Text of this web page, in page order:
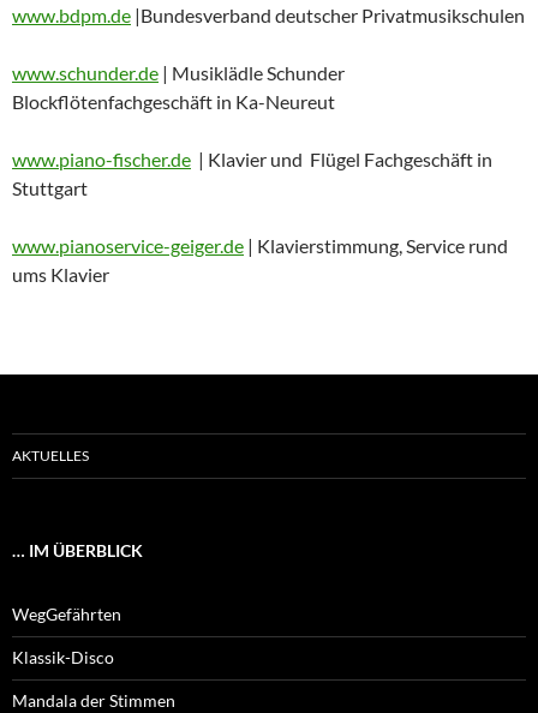
www.bdpm.de |Bundesverband deutscher Privatmusikschulen
www.schunder.de | Musiklädle Schunder
Blockflötenfachgeschäft in Ka-Neureut
www.piano-fischer.de | Klavier und Flügel Fachgeschäft in
Stuttgart
www.pianoservice-geiger.de | Klavierstimmung, Service rund
ums Klavier
AKTUELLES
… IM ÜBERBLICK
WegGefährten
Klassik-Disco
Mandala der Stimmen